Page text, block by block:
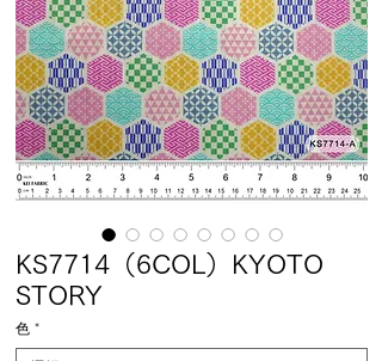
KS7714（6COL）KYOTO
STORY
色 *